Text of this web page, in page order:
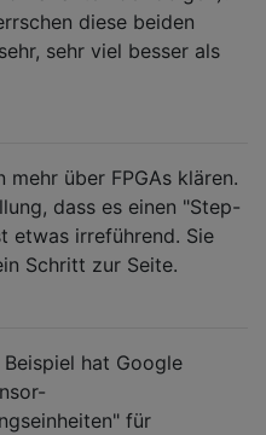
diese beiden
sehr viel besser als
mehr über FPGAs klären.
dass es einen "Step-
etwas irreführend. Sie
Schritt zur Seite.
hat Google
für